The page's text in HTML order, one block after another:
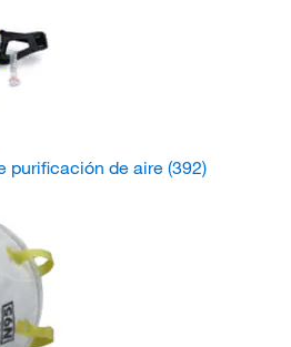
purificación de aire (392)